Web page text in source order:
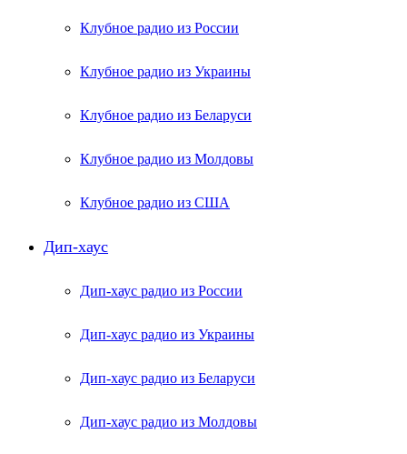
Клубное радио из России
Клубное радио из Украины
Клубное радио из Беларуси
Клубное радио из Молдовы
Клубное радио из США
Дип-хаус
Дип-хаус радио из России
Дип-хаус радио из Украины
Дип-хаус радио из Беларуси
Дип-хаус радио из Молдовы